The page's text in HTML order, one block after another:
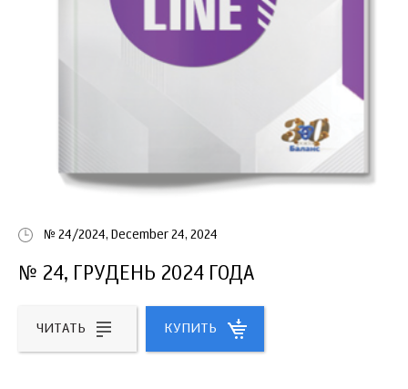
№ 24/2024, December 24, 2024
№ 24, ГРУДЕНЬ 2024 ГОДА
ЧИТАТЬ КУПИТЬ